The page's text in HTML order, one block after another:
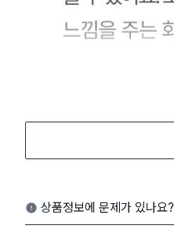
상품정보에 문제가 있나요?